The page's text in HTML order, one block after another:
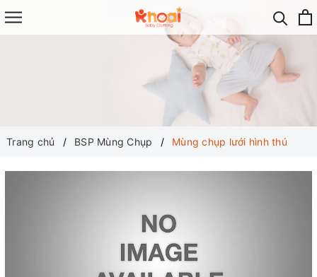
Trang chủ BSP Mùng Chụp Mùng chụp lưới hình thú